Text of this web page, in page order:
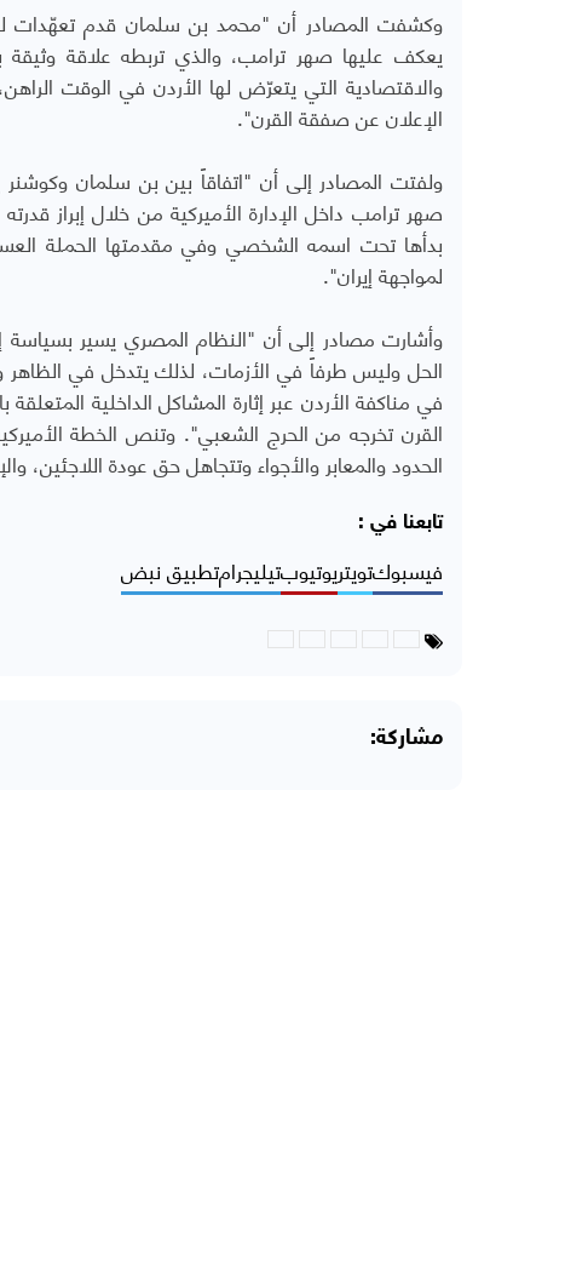
وكشفت المصادر أن "محمد بن سلمان قدم تعهّدات
يعكف عليها صهر ترامب، والذي تربطه علاقة
والاقتصادية التي يتعرّض لها الأردن في الوقت
الإعلان عن صفقة القرن".
ولفتت المصادر إلى أن "اتفاقاً بين بن سلمان
صهر ترامب داخل الإدارة الأميركية من خلال إبراز
بدأها تحت اسمه الشخصي وفي مقدمتها الحملة
لمواجهة إيران".
وأشارت مصادر إلى أن "النظام المصري يسير
الحل وليس طرفاً في الأزمات، لذلك يتدخل في الظاهر
في مناكفة الأردن عبر إثارة المشاكل الداخلية
القرن تخرجه من الحرج الشعبي". وتنص الخطة
الحدود والمعابر والأجواء وتتجاهل حق عودة
تابعنا في :
فيسبوكتويتريوتيوبتيليجرامتطبيق نبض
مشاركة: